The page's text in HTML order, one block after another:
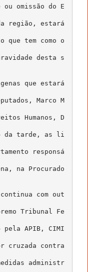
ou omissão do E
região, estará
que tem como o
desta s
que estará
Marco M
Humanos, D
da tarde, as li
responsá
na Procurado
com out
Tribunal Fe
pela APIB, CIMI
cruzada contra
administr